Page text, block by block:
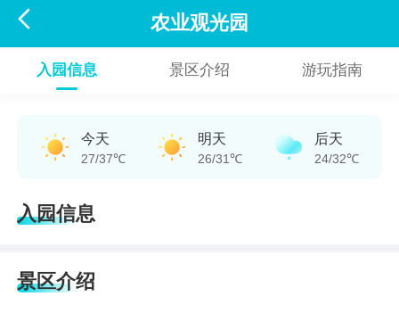
 农业观光园
入园信息 景区介绍 游玩指南
今天
27/37℃
明天
26/31℃
后天
24/32℃
入园信息
景区介绍